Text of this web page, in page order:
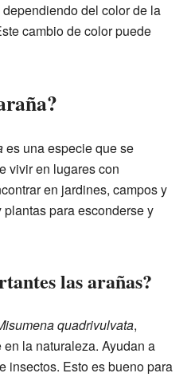
del color de la
cambio de color puede
es una especie que se
vivir en lugares con
en jardines, campos y
para esconderse y
las arañas?
quadrivulvata,
la naturaleza. Ayudan a
insectos. Esto es bueno para